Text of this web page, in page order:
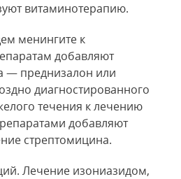
витаминотерапию.
менингите к
добавляют
— преднизалон или
диагностированного
течения к лечению
добавляют
стрептомицина.
Лечение изониазидом,